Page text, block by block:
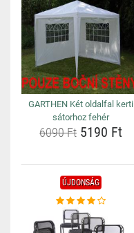
GARTHEN Két oldalfal kerti
sátorhoz fehér
6090 Ft 5190 Ft
ÚJDONSÁG